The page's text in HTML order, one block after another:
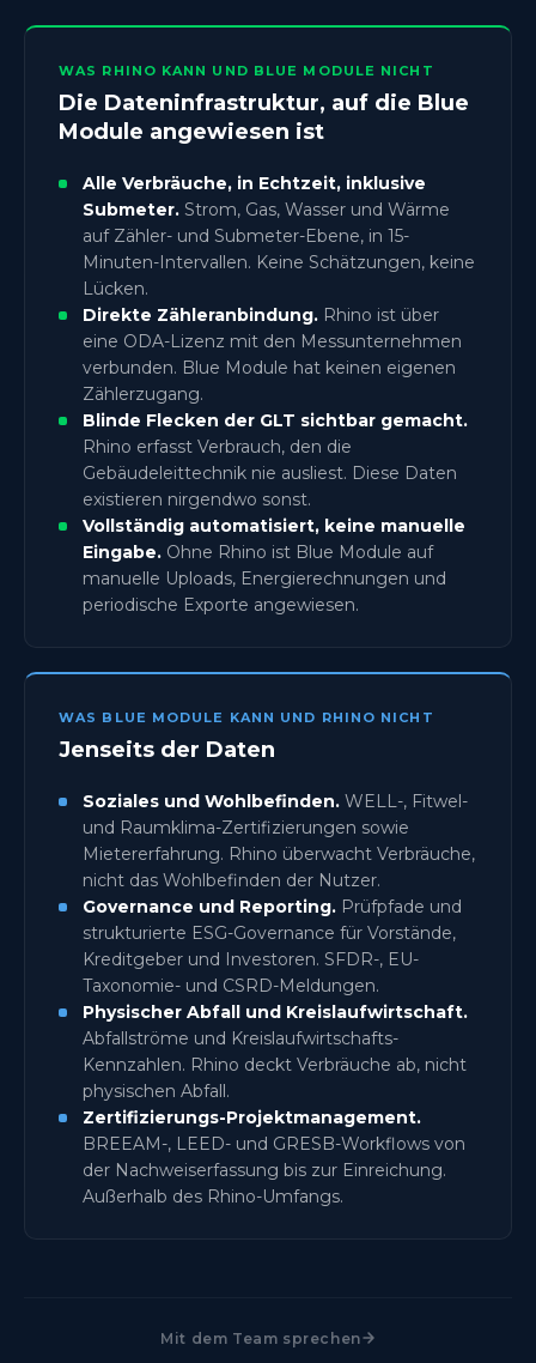
WAS RHINO KANN UND BLUE MODULE NICHT
Die Dateninfrastruktur, auf die Blue
Module angewiesen ist
Alle Verbräuche, in Echtzeit, inklusive
Submeter. Strom, Gas, Wasser und Wärme
auf Zähler- und Submeter-Ebene, in 15-
Minuten-Intervallen. Keine Schätzungen, keine
Lücken.
Direkte Zähleranbindung. Rhino ist über
eine ODA-Lizenz mit den Messunternehmen
verbunden. Blue Module hat keinen eigenen
Zählerzugang.
Blinde Flecken der GLT sichtbar gemacht.
Rhino erfasst Verbrauch, den die
Gebäudeleittechnik nie ausliest. Diese Daten
existieren nirgendwo sonst.
Vollständig automatisiert, keine manuelle
Eingabe. Ohne Rhino ist Blue Module auf
manuelle Uploads, Energierechnungen und
periodische Exporte angewiesen.
WAS BLUE MODULE KANN UND RHINO NICHT
Jenseits der Daten
Soziales und Wohlbefinden. WELL-, Fitwel-
und Raumklima-Zertifizierungen sowie
Mietererfahrung. Rhino überwacht Verbräuche,
nicht das Wohlbefinden der Nutzer.
Governance und Reporting. Prüfpfade und
strukturierte ESG-Governance für Vorstände,
Kreditgeber und Investoren. SFDR-, EU-
Taxonomie- und CSRD-Meldungen.
Physischer Abfall und Kreislaufwirtschaft.
Abfallströme und Kreislaufwirtschafts-
Kennzahlen. Rhino deckt Verbräuche ab, nicht
physischen Abfall.
Zertifizierungs-Projektmanagement.
BREEAM-, LEED- und GRESB-Workflows von
der Nachweiserfassung bis zur Einreichung.
Außerhalb des Rhino-Umfangs.
Mit dem Team sprechen